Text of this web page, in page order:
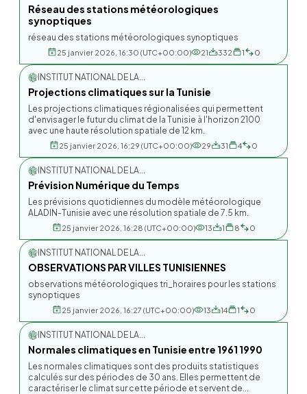
Réseau des stations météorologiques
synoptiques
réseau des stations météorologiques synoptiques
25 janvier 2026, 16:30 (UTC+00:00) 21 332 1 0
INSTITUT NATIONAL DE LA...
Projections climatiques sur la Tunisie
Les projections climatiques régionalisées qui permettent
d'envisager le futur du climat de la Tunisie à l'horizon 2100
avec une haute résolution spatiale de 12 km.
25 janvier 2026, 16:29 (UTC+00:00) 29 31 4 0
INSTITUT NATIONAL DE LA...
Prévision Numérique du Temps
Les prévisions quotidiennes du modèle météorologique
ALADIN-Tunisie avec une résolution spatiale de 7.5 km.
25 janvier 2026, 16:28 (UTC+00:00) 13 1 8 0
INSTITUT NATIONAL DE LA...
OBSERVATIONS PAR VILLES TUNISIENNES
observations météorologiques tri_horaires pour les stations
synoptiques
25 janvier 2026, 16:27 (UTC+00:00) 13 14 1 0
INSTITUT NATIONAL DE LA...
Normales climatiques en Tunisie entre 1961 1990
Les normales climatiques sont des produits statistiques
calculés sur des périodes de 30 ans. Elles permettent de
caractériser le climat sur cette période et servent de...